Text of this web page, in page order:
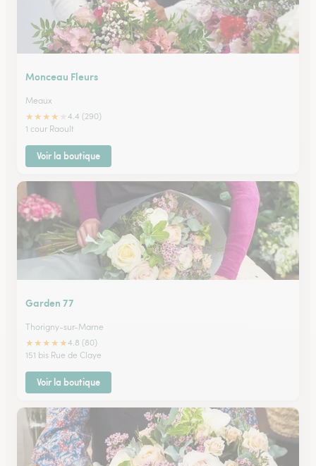
Monceau Fleurs
Meaux
★★★★
4.4 (290)
1 cour Raoult
Voir la boutique
Garden 77
Thorigny-sur-Marne
★★★★★4.8 (80)
151 bis Rue de Claye
Voir la boutique